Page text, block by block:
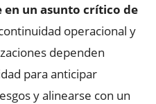
un asunto crítico de
operacional y
dependen
para anticipar
y alinearse con un